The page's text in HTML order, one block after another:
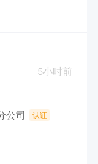
5小时前
公司 认证